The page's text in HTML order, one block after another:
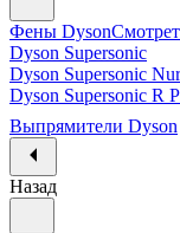
Фены Dyson
Dyson Supersonic
Dyson Supersonic
Dyson Supersonic R
Выпрямители Dyson
Назад